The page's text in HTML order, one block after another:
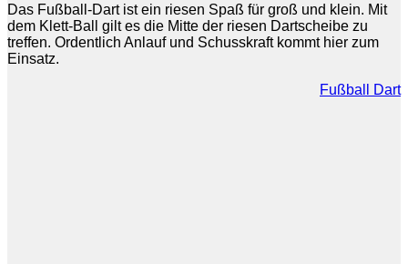
Das Fußball-Dart ist ein riesen Spaß für groß und klein. Mit
dem Klett-Ball gilt es die Mitte der riesen Dartscheibe zu
treffen. Ordentlich Anlauf und Schusskraft kommt hier zum
Einsatz.
Fußball Dart